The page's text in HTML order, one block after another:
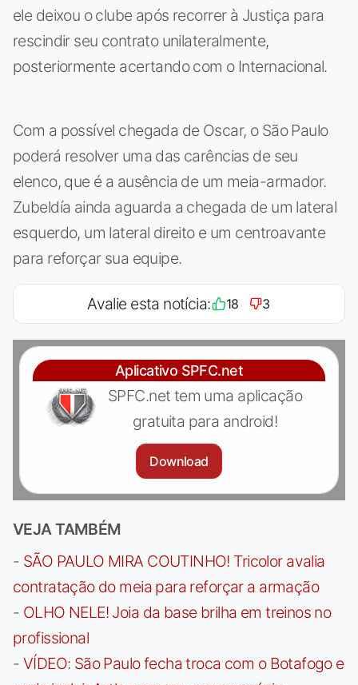
ele deixou o clube após recorrer à Justiça para
rescindir seu contrato unilateralmente,
posteriormente acertando com o Internacional.
Com a possível chegada de Oscar, o São Paulo
poderá resolver uma das carências de seu
elenco, que é a ausência de um meia-armador.
Zubeldía ainda aguarda a chegada de um lateral
esquerdo, um lateral direito e um centroavante
para reforçar sua equipe.
Avalie esta notícia: 18 3
Aplicativo SPFC.net
SPFC.net tem uma aplicação
gratuita para android!
Download
VEJA TAMBÉM
- SÃO PAULO MIRA COUTINHO! Tricolor avalia
contratação do meia para reforçar a armação
- OLHO NELE! Joia da base brilha em treinos no
profissional
- VÍDEO: São Paulo fecha troca com o Botafogo e